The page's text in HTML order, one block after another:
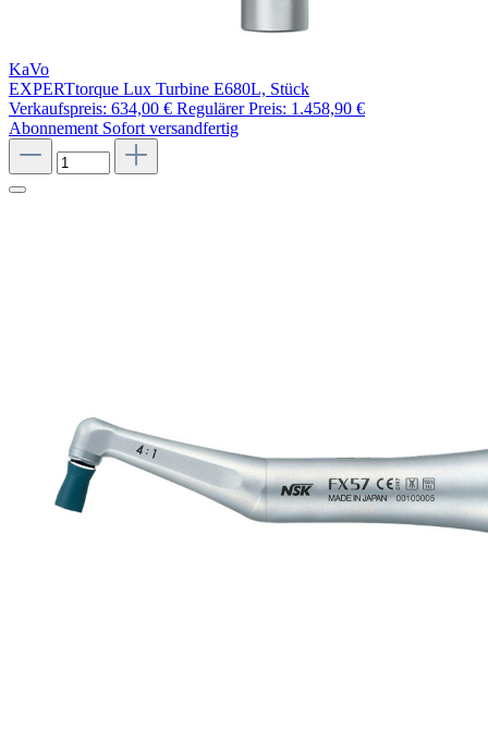
KaVo
EXPERTtorque Lux Turbine E680L, Stück
Verkaufspreis: 634,00 € Regulärer Preis: 1.458,90 €
Abonnement Sofort versandfertig